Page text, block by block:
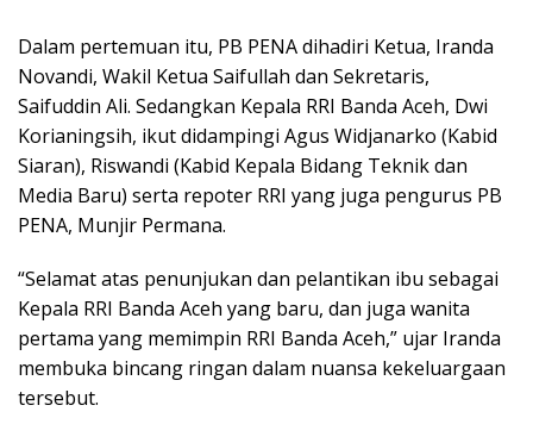
Dalam pertemuan itu, PB PENA dihadiri Ketua, Iranda
Novandi, Wakil Ketua Saifullah dan Sekretaris,
Saifuddin Ali. Sedangkan Kepala RRI Banda Aceh, Dwi
Korianingsih, ikut didampingi Agus Widjanarko (Kabid
Siaran), Riswandi (Kabid Kepala Bidang Teknik dan
Media Baru) serta repoter RRI yang juga pengurus PB
PENA, Munjir Permana.
“Selamat atas penunjukan dan pelantikan ibu sebagai
Kepala RRI Banda Aceh yang baru, dan juga wanita
pertama yang memimpin RRI Banda Aceh,” ujar Iranda
membuka bincang ringan dalam nuansa kekeluargaan
tersebut.